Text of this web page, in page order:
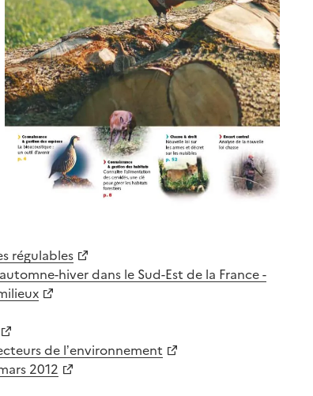
régulables
hiver dans le Sud-Est de la France -
de l’environnement
2012